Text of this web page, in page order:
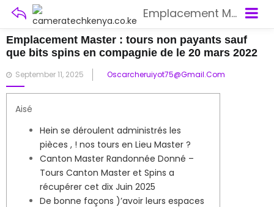
Emplacement Master : tours non payants sauf que bits spins en compagnie de le 20 mars 2022
Emplacement Master : tours non payants sauf
que bits spins en compagnie de le 20 mars 2022
Posted
on
September 11, 2025 Oscarcheruiyot75@gmail.com
Aisé
Hein se déroulent administrés les
pièces , ! nos tours en Lieu Master ?
Canton Master Randonnée Donné –
Tours Canton Master et Spins a
récupérer cet dix Juin 2025
De bonne façons )’avoir leurs espaces